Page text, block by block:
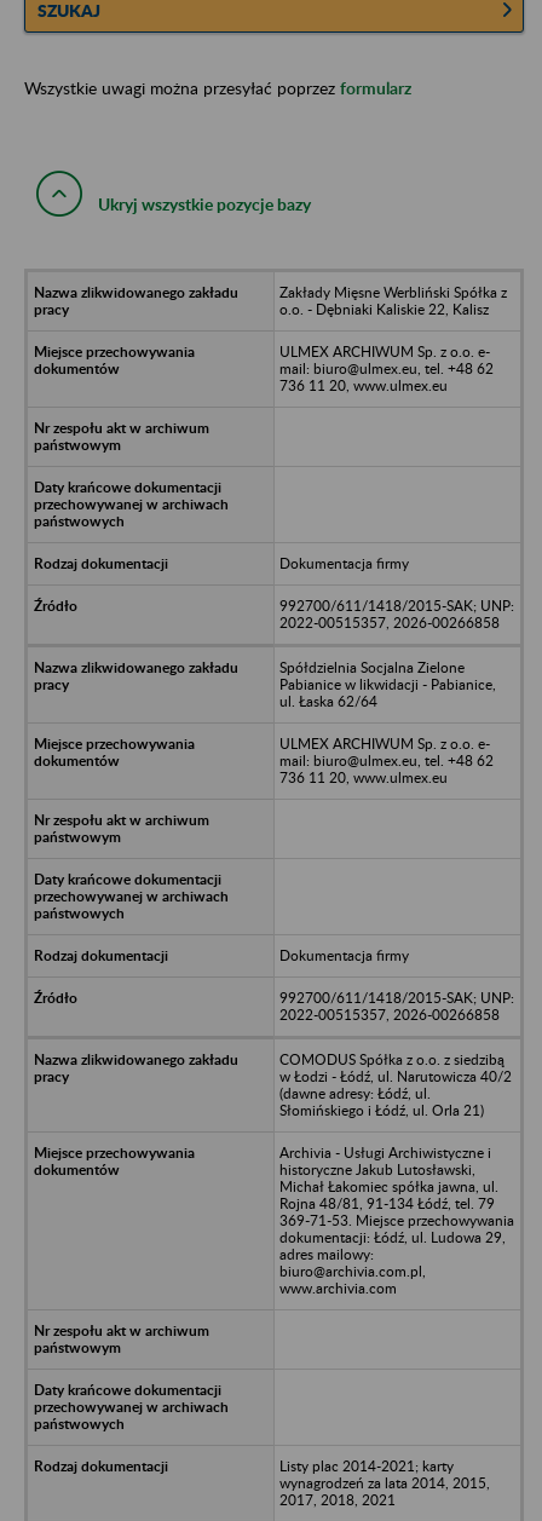
SZUKAJ
Wszystkie uwagi można przesyłać poprzez formularz
Ukryj wszystkie pozycje bazy
Zakłady Mięsne Werbliński Spółka z
o.o. - Dębniaki Kaliskie 22, Kalisz
ULMEX ARCHIWUM Sp. z o.o. e-
mail: biuro@ulmex.eu, tel. +48 62
736 11 20, www.ulmex.eu
Dokumentacja firmy
992700/611/1418/2015-SAK; UNP:
2022-00515357, 2026-00266858
Spółdzielnia Socjalna Zielone
Pabianice w likwidacji - Pabianice,
ul. Łaska 62/64
ULMEX ARCHIWUM Sp. z o.o. e-
mail: biuro@ulmex.eu, tel. +48 62
736 11 20, www.ulmex.eu
Dokumentacja firmy
992700/611/1418/2015-SAK; UNP:
2022-00515357, 2026-00266858
COMODUS Spółka z o.o. z siedzibą
w Łodzi - Łódź, ul. Narutowicza 40/2
(dawne adresy: Łódź, ul.
Słomińskiego i Łódź, ul. Orla 21)
Archivia - Usługi Archiwistyczne i
historyczne Jakub Lutosławski,
Michał Łakomiec spółka jawna, ul.
Rojna 48/81, 91-134 Łódź, tel. 79
369-71-53. Miejsce przechowywania
dokumentacji: Łódź, ul. Ludowa 29,
adres mailowy:
biuro@archivia.com.pl,
www.archivia.com
Listy plac 2014-2021; karty
wynagrodzeń za lata 2014, 2015,
2017, 2018, 2021